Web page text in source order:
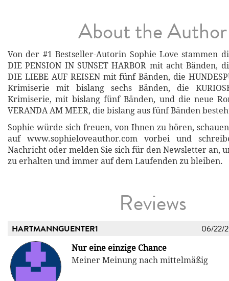
About the Author
Von der #1 Bestseller-Autorin Sophie Love stammen
DIE PENSION IN SUNSET HARBOR mit acht Bänden,
DIE LIEBE AUF REISEN mit fünf Bänden, die
Krimiserie mit bislang sechs Bänden, die
Krimiserie, mit bislang fünf Bänden, und die neue
VERANDA AM MEER, die bislang aus fünf Bänden
Sophie würde sich freuen, von Ihnen zu hören,
auf www.sophieloveauthor.com vorbei und
Nachricht oder melden Sie sich für den Newsletter an,
zu erhalten und immer auf dem Laufenden zu bleiben.
Reviews
HARTMANNGUENTER1 06/22/
Nur eine einzige Chance
Meiner Meinung nach mittelmäßig